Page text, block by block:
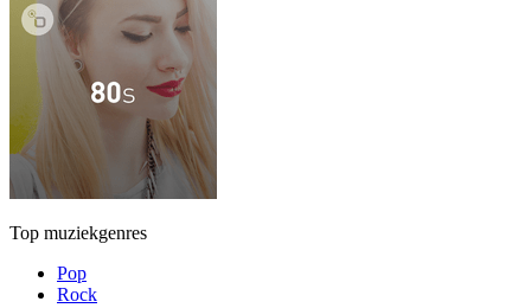
Top muziekgenres
Pop
Rock